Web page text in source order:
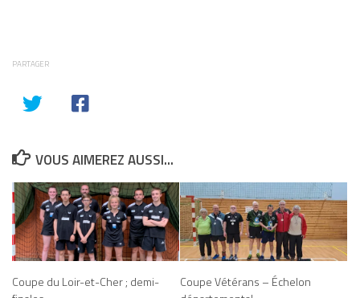
PARTAGER
VOUS AIMEREZ AUSSI...
Coupe du Loir-et-Cher ; demi-
Coupe Vétérans – Échelon